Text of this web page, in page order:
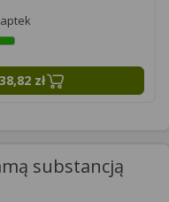
38,82 zł
substancją